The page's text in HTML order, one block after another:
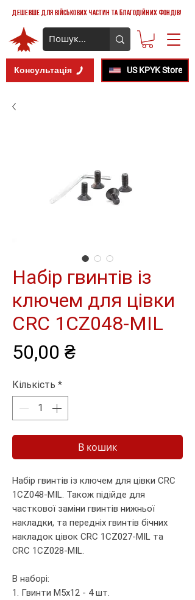
дешевше для військових частин та благодійних фондів!
Консультація US KPYK Store
Набір гвинтів із
ключем для цівки
CRC 1CZ048-MIL
50,00 ₴Ціна
Кількість *
В кошик
Набір гвинтів із ключем для цівки CRC
1CZ048-MIL. Також підійде для
часткової заміни гвинтів нижньої
накладки, та передніх гвинтів бічних
накладок цівок CRC 1CZ027-MIL та
CRC 1CZ028-MIL.
В наборі:
1. Гвинти М5х12 - 4 шт.